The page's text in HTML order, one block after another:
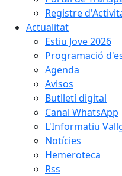
Registre
Actualitat
Estiu Jove 2026
Programació
Agenda
Avisos
Butlletí digital
Canal WhatsApp
L'Informatiu
Notícies
Hemeroteca
Rss